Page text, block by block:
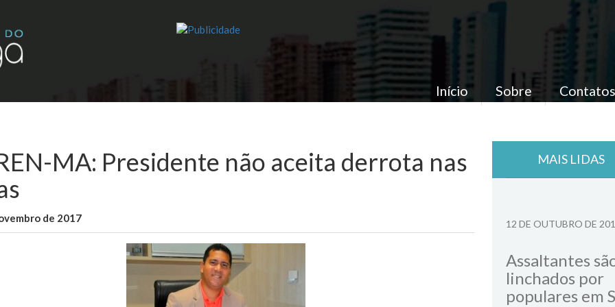
Início Sobre Contatos
MA: Presidente não aceita derrota nas
de 2017
MAIS LIDAS
12 DE OUTUBRO DE
Assaltantes
linchados por
populares em